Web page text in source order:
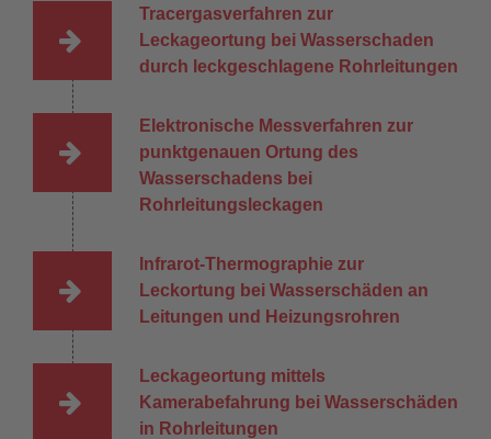
Tracergasverfahren zur
Leckageortung bei Wasserschaden
durch leckgeschlagene Rohrleitungen
Elektronische Messverfahren zur
punktgenauen Ortung des
Wasserschadens bei
Rohrleitungsleckagen
Infrarot-Thermographie zur
Leckortung bei Wasserschäden an
Leitungen und Heizungsrohren
Leckageortung mittels
Kamerabefahrung bei Wasserschäden
in Rohrleitungen